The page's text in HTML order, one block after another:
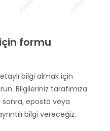
formu
bilgi almak için
Bilgileriniz tarafımıza
sonra, eposta veya
bilgi vereceğiz.